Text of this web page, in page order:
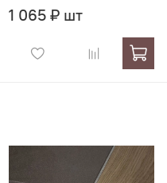
1 065 ₽ шт